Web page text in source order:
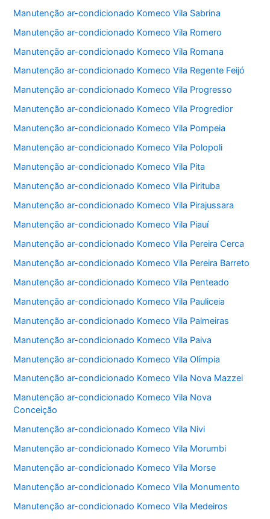
Manutenção ar-condicionado Komeco Vila Sabrina
Manutenção ar-condicionado Komeco Vila Romero
Manutenção ar-condicionado Komeco Vila Romana
Manutenção ar-condicionado Komeco Vila Regente Feijó
Manutenção ar-condicionado Komeco Vila Progresso
Manutenção ar-condicionado Komeco Vila Progredior
Manutenção ar-condicionado Komeco Vila Pompeia
Manutenção ar-condicionado Komeco Vila Polopoli
Manutenção ar-condicionado Komeco Vila Pita
Manutenção ar-condicionado Komeco Vila Pirituba
Manutenção ar-condicionado Komeco Vila Pirajussara
Manutenção ar-condicionado Komeco Vila Piauí
Manutenção ar-condicionado Komeco Vila Pereira Cerca
Manutenção ar-condicionado Komeco Vila Pereira Barreto
Manutenção ar-condicionado Komeco Vila Penteado
Manutenção ar-condicionado Komeco Vila Pauliceia
Manutenção ar-condicionado Komeco Vila Palmeiras
Manutenção ar-condicionado Komeco Vila Paiva
Manutenção ar-condicionado Komeco Vila Olímpia
Manutenção ar-condicionado Komeco Vila Nova Mazzei
Manutenção ar-condicionado Komeco Vila Nova
Conceição
Manutenção ar-condicionado Komeco Vila Nivi
Manutenção ar-condicionado Komeco Vila Morumbi
Manutenção ar-condicionado Komeco Vila Morse
Manutenção ar-condicionado Komeco Vila Monumento
Manutenção ar-condicionado Komeco Vila Medeiros